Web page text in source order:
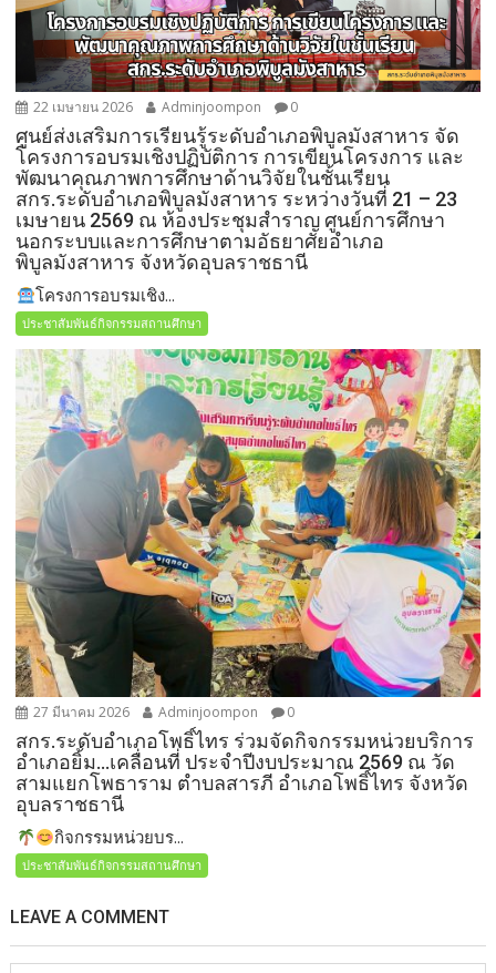
22 เมษายน 2026 Adminjoompon 0
ศูนย์ส่งเสริมการเรียนรู้ระดับอำเภอพิบูลมังสาหาร จัด
โครงการอบรมเชิงปฏิบัติการ การเขียนโครงการ และ
พัฒนาคุณภาพการศึกษาด้านวิจัยในชั้นเรียน
สกร.ระดับอำเภอพิบูลมังสาหาร ระหว่างวันที่ 21 – 23
เมษายน 2569 ณ ห้องประชุมสำราญ ศูนย์การศึกษา
นอกระบบและการศึกษาตามอัธยาศัยอำเภอ
พิบูลมังสาหาร จังหวัดอุบลราชธานี
โครงการอบรมเชิง...
ประชาสัมพันธ์กิจกรรมสถานศึกษา
27 มีนาคม 2026 Adminjoompon 0
สกร.ระดับอำเภอโพธิ์ไทร ร่วมจัดกิจกรรมหน่วยบริการ
อำเภอยิ้ม…เคลื่อนที่ ประจำปีงบประมาณ 2569 ณ วัด
สามแยกโพธาราม ตำบลสารภี อำเภอโพธิ์ไทร จังหวัด
อุบลราชธานี
กิจกรรมหน่วยบร...
ประชาสัมพันธ์กิจกรรมสถานศึกษา
LEAVE A COMMENT